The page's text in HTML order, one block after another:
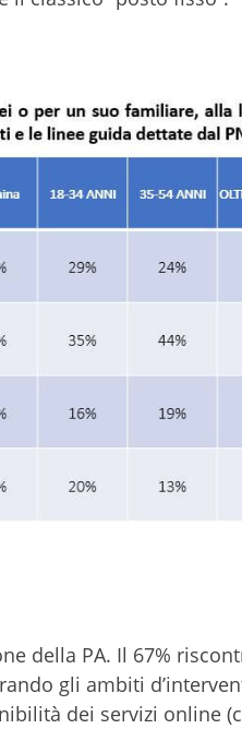
della PA. Il 67%
gli ambiti
dei servizi online